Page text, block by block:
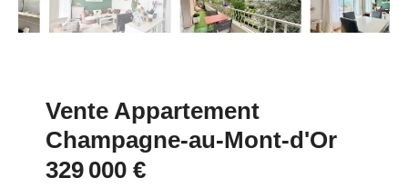
Vente Appartement
Champagne-au-Mont-d'Or
329 000 €